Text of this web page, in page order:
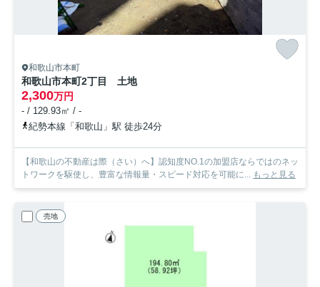
和歌山市本町
和歌山市本町2丁目 土地
2,300万円
- / 129.93㎡ / -
紀勢本線「和歌山」駅 徒歩24分
【和歌山の不動産は際（さい）へ】認知度NO.1の加盟店ならではのネッ
トワークを駆使し、豊富な情報量・スピード対応を可能に...
もっと見る
売地